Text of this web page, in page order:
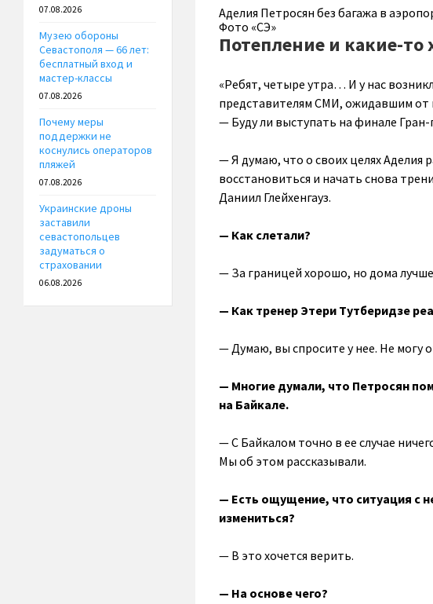
Аделия Петросян без багажа в
Фото «СЭ»
Потепление и какие-
«Ребят, четыре утра… И у нас
представителям СМИ, ожидавшим от
— Буду ли выступать на финале
— Я думаю, что о своих целях Аделия
восстановиться и начать снова
Даниил Глейхенгауз.
— Как слетали?
— За границей хорошо, но дома
— Как тренер Этери Тутберидзе
— Думаю, вы спросите у нее. Не могу
— Многие думали, что Петросян
на Байкале.
— С Байкалом точно в ее случае
Мы об этом рассказывали.
— Есть ощущение, что ситуация с
измениться?
— В это хочется верить.
— На основе чего?
07.08.2026
Музею обороны
Севастополя — 66 лет:
бесплатный вход и
мастер-классы
07.08.2026
Почему меры
поддержки не
коснулись операторов
пляжей
07.08.2026
Украинские дроны
заставили
севастопольцев
задуматься о
страховании
06.08.2026